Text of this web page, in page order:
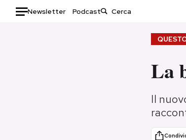
Newsletter Podcast
Consumismi
La
Il